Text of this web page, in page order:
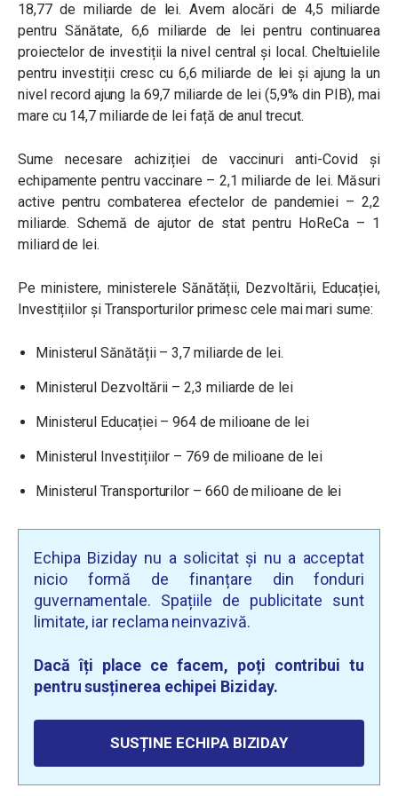
18,77 de miliarde de lei. Avem alocări de 4,5 miliarde
pentru Sănătate, 6,6 miliarde de lei pentru continuarea
proiectelor de investiții la nivel central și local. Cheltuielile
pentru investiții cresc cu 6,6 miliarde de lei și ajung la un
nivel record ajung la 69,7 miliarde de lei (5,9% din PIB), mai
mare cu 14,7 miliarde de lei față de anul trecut.
Sume necesare achiziției de vaccinuri anti-Covid și
echipamente pentru vaccinare – 2,1 miliarde de lei. Măsuri
active pentru combaterea efectelor de pandemiei – 2,2
miliarde. Schemă de ajutor de stat pentru HoReCa – 1
miliard de lei.
Pe ministere, ministerele Sănătății, Dezvoltării, Educației,
Investițiilor și Transporturilor primesc cele mai mari sume:
Ministerul Sănătății – 3,7 miliarde de lei.
Ministerul Dezvoltării – 2,3 miliarde de lei
Ministerul Educației – 964 de milioane de lei
Ministerul Investițiilor – 769 de milioane de lei
Ministerul Transporturilor – 660 de milioane de lei
Echipa Biziday nu a solicitat și nu a acceptat
nicio formă de finanțare din fonduri
guvernamentale. Spațiile de publicitate sunt
limitate, iar reclama neinvazivă.
Dacă îți place ce facem, poți contribui tu
pentru susținerea echipei Biziday.
SUSȚINE ECHIPA BIZIDAY